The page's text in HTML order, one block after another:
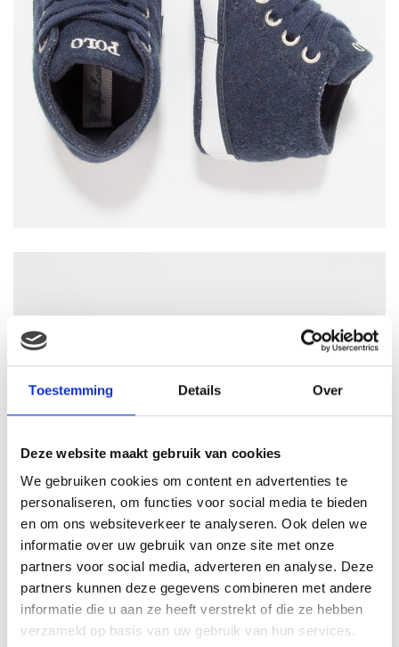
Toestemming Details Over
Deze website maakt gebruik van cookies
We gebruiken cookies om content en advertenties te
personaliseren, om functies voor social media te bieden
en om ons websiteverkeer te analyseren. Ook delen we
informatie over uw gebruik van onze site met onze
partners voor social media, adverteren en analyse. Deze
partners kunnen deze gegevens combineren met andere
informatie die u aan ze heeft verstrekt of die ze hebben
verzameld op basis van uw gebruik van hun services.